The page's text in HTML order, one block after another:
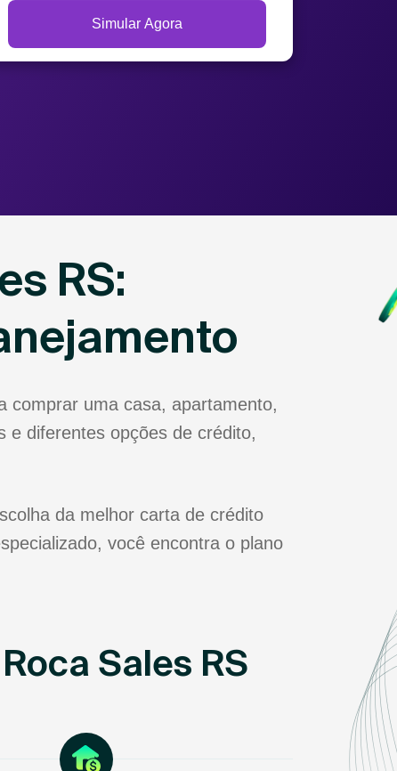
Simular Agora
RS:
comprar uma casa, apartamento,
e diferentes opções de crédito,
da melhor carta de crédito
você encontra o plano
Sales RS